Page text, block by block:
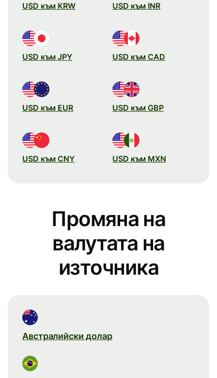
USD към KRW USD към INR
USD към JPY USD към CAD
USD към EUR USD към GBP
USD към CNY USD към MXN
Промяна на
валутата на
източника
Австралийски долар